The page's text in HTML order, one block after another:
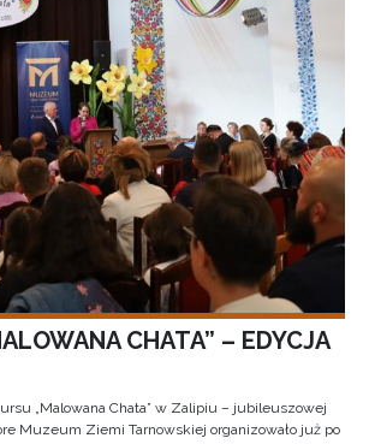
CHATA” – EDYCJA
„Malowana Chata” w Zalipiu – jubileuszowej
Muzeum Ziemi Tarnowskiej organizowało już po